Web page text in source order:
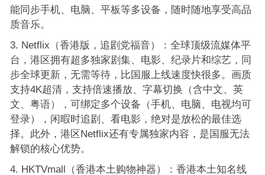
能同步手机、电脑、平板等多设备，随时随地享受高品
质音乐。
Netflix（香港版，追剧党福音）：全球顶级流媒体平
台，港区拥有超多独家剧集、电影、纪录片和综艺，同
步全球更新，无需等待，比国服上线速度快很多。画质
支持4K超清，支持倍速播放、字幕切换（含中文、英
文、粤语），可绑定多个设备（手机、电脑、电视均可
登录），闲暇时追剧、看电影，绝对是放松的最佳选
择。此外，港区Netflix还有专属独家内容，是国服无法
解锁的核心优势。
HKTVmall（香港本土购物神器）：香港本土知名线